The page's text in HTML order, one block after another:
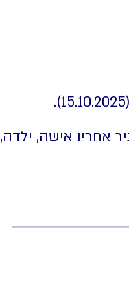
אחריו אישה, ילדה,